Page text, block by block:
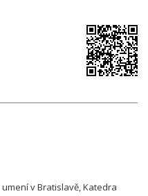
v Bratislavě, Katedra